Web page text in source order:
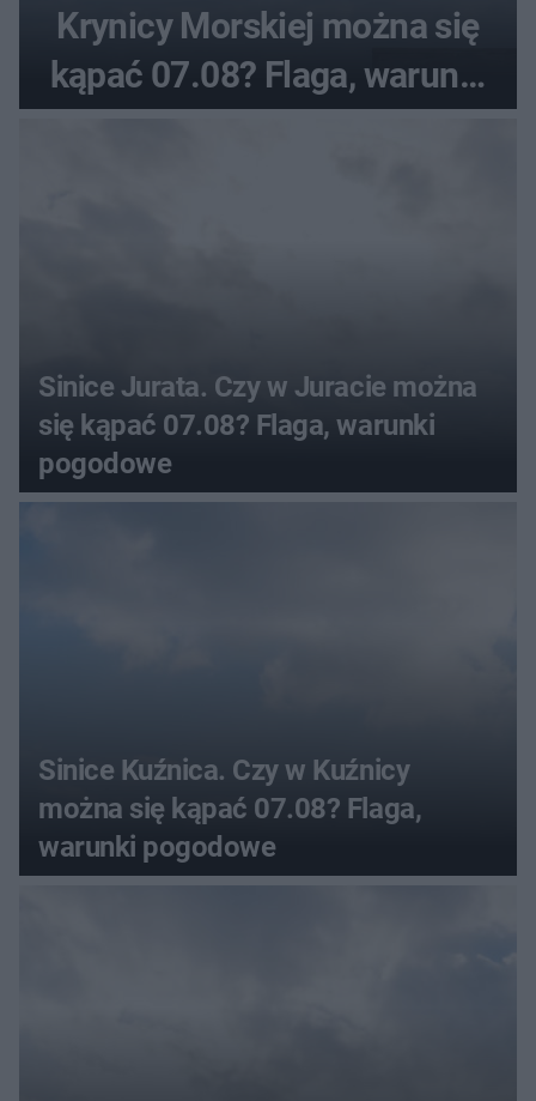
Krynicy Morskiej można się
kąpać 07.08? Flaga, warunki
Sinice Jurata. Czy w Juracie można
się kąpać 07.08? Flaga, warunki
pogodowe
Sinice Kuźnica. Czy w Kuźnicy
można się kąpać 07.08? Flaga,
warunki pogodowe